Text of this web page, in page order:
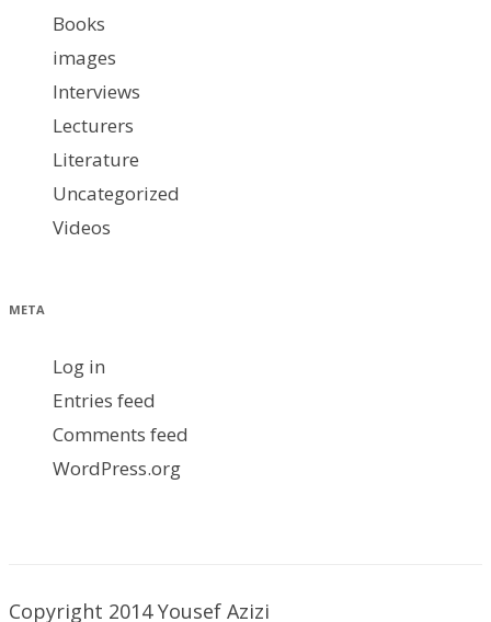
Books
images
Interviews
Lecturers
Literature
Uncategorized
Videos
META
Log in
Entries feed
Comments feed
WordPress.org
Copyright 2014 Yousef Azizi